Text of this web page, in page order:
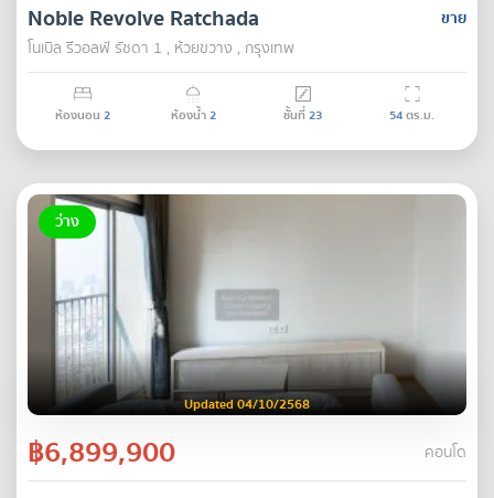
ขาย
Noble Revolve Ratchada
โนเบิล รีวอลฟ์ รัชดา 1 , ห้วยขวาง , กรุงเทพ
ห้องนอน 2 ห้องน้ำ2 ชั้นที่23 54ตร.ม.
ว่าง
Updated 04/10/2568
฿6,899,900 คอนโด